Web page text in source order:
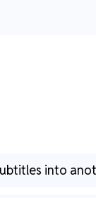
into